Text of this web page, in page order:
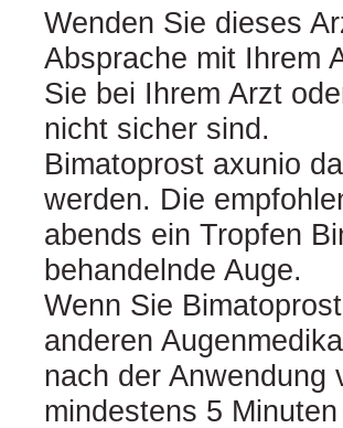
Wenden Sie dieses
Absprache mit Ihrem
Sie bei Ihrem Arzt
nicht sicher sind.
Bimatoprost axunio
werden. Die
abends ein Tropfen
behandelnde Auge.
Wenn Sie
anderen
nach der Anwendung
mindestens 5